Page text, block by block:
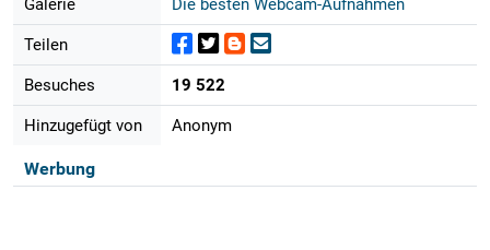
Galerie Die besten Webcam-Aufnahmen
Teilen
Besuches 19 522
Hinzugefügt von Anonym
Werbung